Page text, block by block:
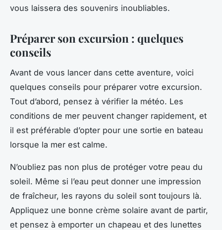
vous laissera des souvenirs inoubliables.
Préparer son excursion : quelques
conseils
Avant de vous lancer dans cette aventure, voici
quelques conseils pour préparer votre excursion.
Tout d’abord, pensez à vérifier la météo. Les
conditions de mer peuvent changer rapidement, et
il est préférable d’opter pour une sortie en bateau
lorsque la mer est calme.
N’oubliez pas non plus de protéger votre peau du
soleil. Même si l’eau peut donner une impression
de fraîcheur, les rayons du soleil sont toujours là.
Appliquez une bonne crème solaire avant de partir,
et pensez à emporter un chapeau et des lunettes